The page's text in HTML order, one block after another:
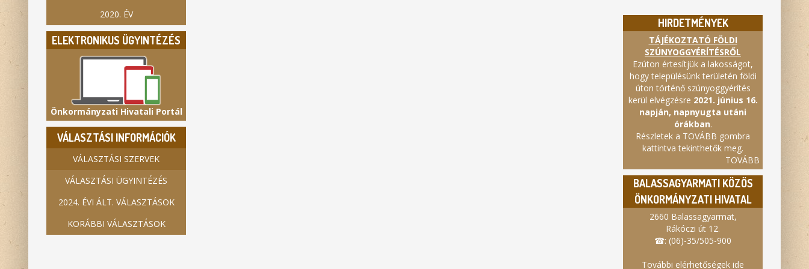
2020. ÉV
ELEKTRONIKUS ÜGYINTÉZÉS
Önkormányzati Hivatali Portál
VÁLASZTÁSI INFORMÁCIÓK
VÁLASZTÁSI SZERVEK
VÁLASZTÁSI ÜGYINTÉZÉS
2024. ÉVI ÁLT. VÁLASZTÁSOK
KORÁBBI VÁLASZTÁSOK
HIRDETMÉNYEK
TÁJÉKOZTATÓ FÖLDI
SZÚNYOGGYÉRÍTÉSRŐL
Ezúton értesítjük a lakosságot,
hogy településünk területén földi
úton történő szúnyoggyérítés
kerül elvégzésre 2021. június 16.
napján, napnyugta utáni
órákban.
Részletek a TOVÁBB gombra
kattintva tekinthetők meg.
TOVÁBB
BALASSAGYARMATI KÖZÖS
ÖNKORMÁNYZATI HIVATAL
2660 Balassagyarmat,
Rákóczi út 12.
☎: (06)-35/505-900
További elérhetőségek ide